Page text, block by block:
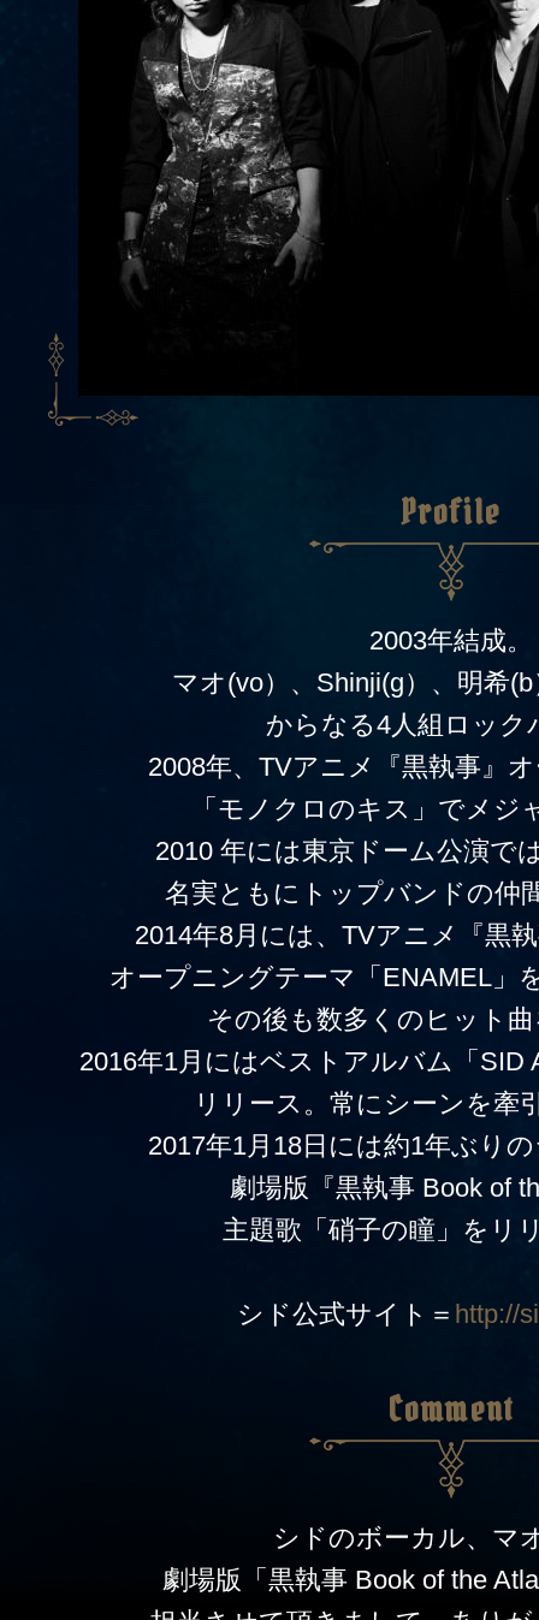
Profile
2003年結成。
マオ(vo）、Shinji(g）、明希
からなる4人組ロック
2008年、TVアニメ『黒執事』
「モノクロのキス」でメジ
2010 年には東京ドーム公演で
名実ともにトップバンドの仲
2014年8月には、TVアニメ『黒
オープニングテーマ「ENAMEL」
その後も数多くのヒット
2016年1月にはベストアルバム「SID
リリース。常にシーンを牽
2017年1月18日には約1年ぶり
劇場版『黒執事 Book of
主題歌「硝子の瞳」をリ
シド公式サイト＝ http://
Comment
シドのボーカル、マ
劇場版「黒執事 Book of the